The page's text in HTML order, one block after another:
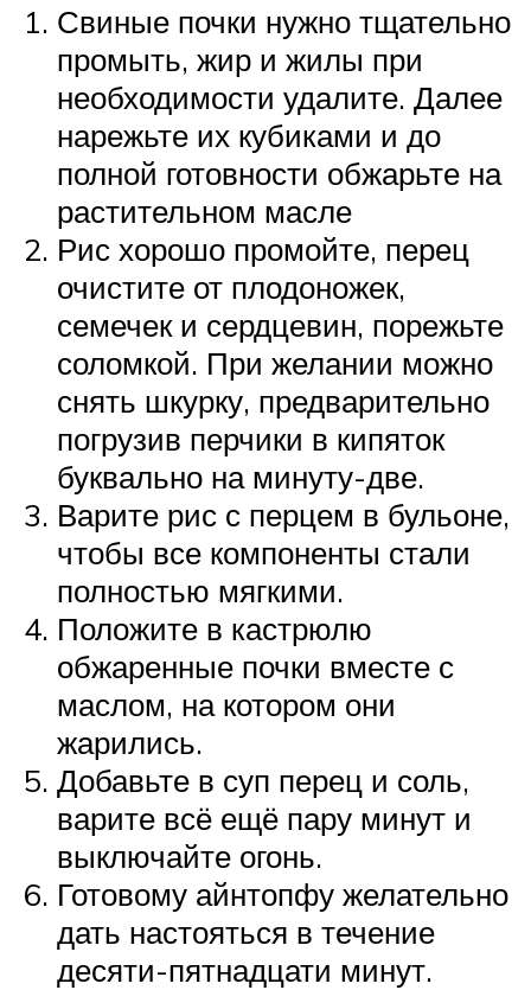
Свиные почки нужно тщательно
промыть, жир и жилы при
необходимости удалите. Далее
нарежьте их кубиками и до
полной готовности обжарьте на
растительном масле
Рис хорошо промойте, перец
очистите от плодоножек,
семечек и сердцевин, порежьте
соломкой. При желании можно
снять шкурку, предварительно
погрузив перчики в кипяток
буквально на минуту-две.
Варите рис с перцем в бульоне,
чтобы все компоненты стали
полностью мягкими.
Положите в кастрюлю
обжаренные почки вместе с
маслом, на котором они
жарились.
Добавьте в суп перец и соль,
варите всё ещё пару минут и
выключайте огонь.
Готовому айнтопфу желательно
дать настояться в течение
десяти-пятнадцати минут.